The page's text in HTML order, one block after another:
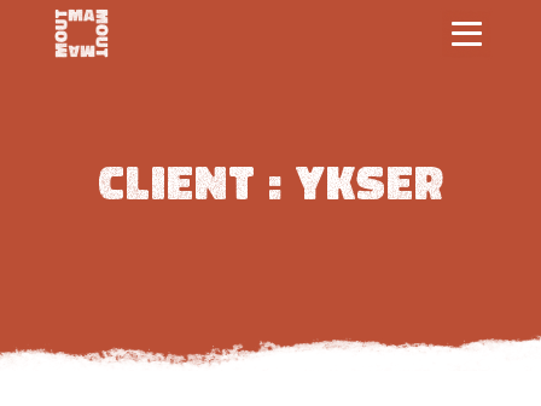
Client :ykser